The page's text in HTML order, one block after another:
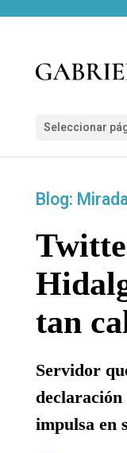
Seleccionar
Blog:
tan
Servidor
impulsa en